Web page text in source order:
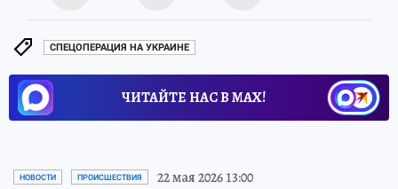
СПЕЦОПЕРАЦИЯ НА УКРАИНЕ
ЧИТАЙТЕ НАС В МАХ!
НОВОСТИ ПРОИСШЕСТВИЯ 22 мая 2026 13:00